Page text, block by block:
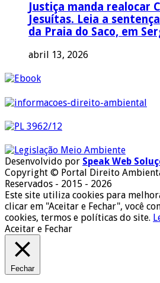
Justiça manda realocar
Jesuítas. Leia a
da Praia do Saco, em
abril 13, 2026
Desenvolvido por Speak Web
Copyright © Portal Direito
Reservados - 2015 - 2026
Este site utiliza cookies para
clicar em "Aceitar e Fechar", você
cookies, termos e políticas do site.
Aceitar e Fechar
Fechar